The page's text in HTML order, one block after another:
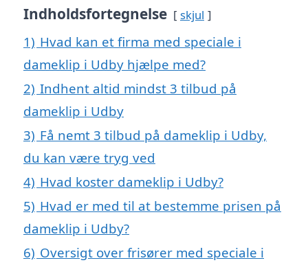
Indholdsfortegnelse skjul
1) Hvad kan et firma med speciale i
dameklip i Udby hjælpe med?
2) Indhent altid mindst 3 tilbud på
dameklip i Udby
3) Få nemt 3 tilbud på dameklip i Udby,
du kan være tryg ved
4) Hvad koster dameklip i Udby?
5) Hvad er med til at bestemme prisen på
dameklip i Udby?
6) Oversigt over frisører med speciale i